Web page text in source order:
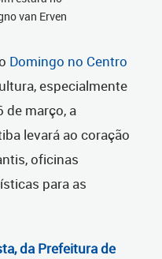
van Erven
Domingo no Centro
especialmente
de março, a
levará ao coração
oficinas
para as
da Prefeitura de